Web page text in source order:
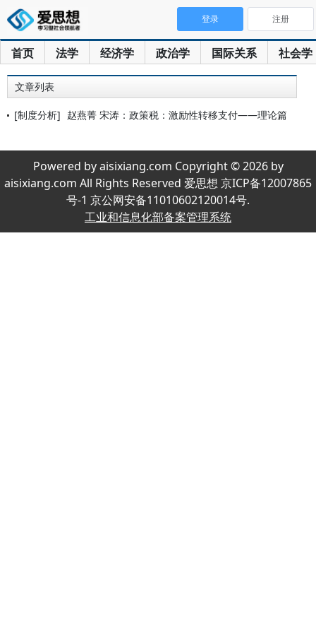
首页 法学 经济学 政治学 国际关系 社会学
登录 注册
文章列表
[制度分析] 赵燕菁 宋涛：政策税：激励性转移支付——理论篇
Powered by aisixiang.com Copyright © 2026 by
aisixiang.com All Rights Reserved 爱思想 京ICP备12007865
号-1 京公网安备11010602120014号.
工业和信息化部备案管理系统